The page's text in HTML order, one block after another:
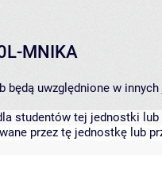
MNIKA
będą uwzględnione w
studentów tej jednostki
przez tę jednostkę lub